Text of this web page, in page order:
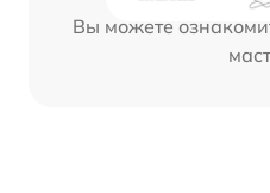
Вы можете